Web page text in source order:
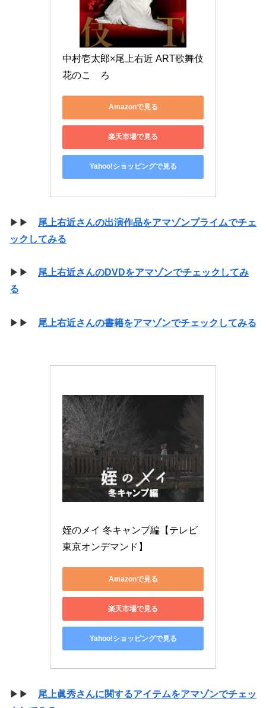
中村壱太郎×尾上右近 ART歌舞伎
花のこゝろ
Amazonで見る
楽天市場で見る
Yahoo!ショッピングで見る
▶▶ 尾上右近さんの出演作品をアマゾンプライムでチェ
ックしてみる
▶▶ 尾上右近さんのDVDをアマゾンでチェックしてみ
る
▶▶ 尾上右近さんの書籍をアマゾンでチェックしてみる
姪のメイ 冬キャンプ編【テレビ
東京オンデマンド】
Amazonで見る
楽天市場で見る
Yahoo!ショッピングで見る
▶▶ 尾上眞秀さんに関するアイテムをアマゾンでチェッ